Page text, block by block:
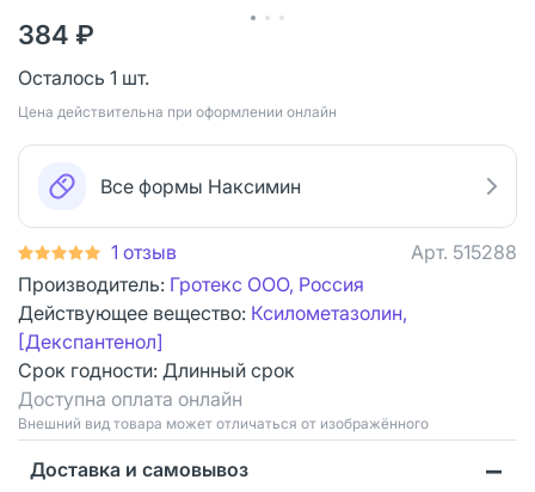
384 ₽
Осталось 1 шт.
Цена действительна при оформлении онлайн
Все формы Наксимин
1 отзыв Арт. 515288
Производитель: Гротекс ООО, Россия
Действующее вещество: Ксилометазолин,
[Декспантенол]
Срок годности: Длинный срок
Доступна оплата онлайн
Bнешний вид товара может отличаться от изображённого
Доставка и самовывоз